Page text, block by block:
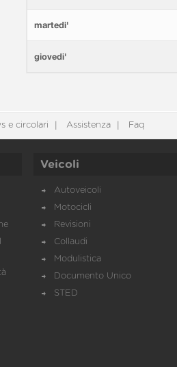
martedi'
giovedi'
e circolari Assistenza Faq
Veicoli
Autoveicoli
Motocicli
Revisioni
Collaudi
Modulistica
Documento Unico
STED